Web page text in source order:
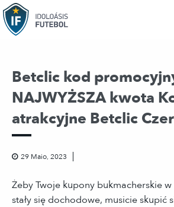
Betclic kod
NAJWYŻSZA kwota
atrakcyjne Betclic
29 Maio, 2023
Żeby Twoje kupony bukmacherskie
stały się dochodowe, musicie skupić